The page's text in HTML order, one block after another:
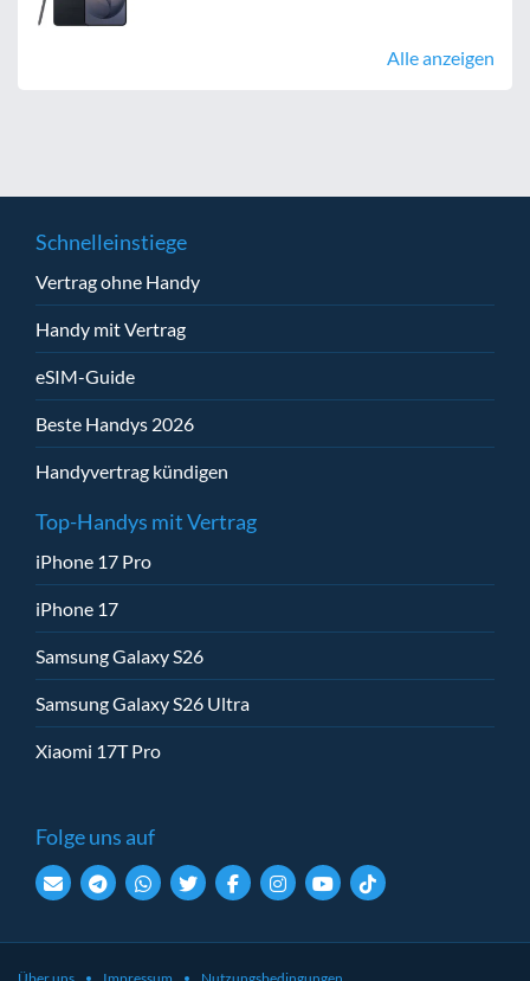
Alle anzeigen
Schnelleinstiege
Vertrag ohne Handy
Handy mit Vertrag
eSIM-Guide
Beste Handys 2026
Handyvertrag kündigen
Top-Handys mit Vertrag
iPhone 17 Pro
iPhone 17
Samsung Galaxy S26
Samsung Galaxy S26 Ultra
Xiaomi 17T Pro
Folge uns auf